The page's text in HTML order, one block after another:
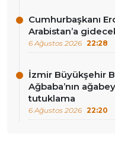
Cumhurbaşkanı
Arabistan’a
6 Ağustos 2026 22:28
İzmir Büyükşehir
Ağbaba’nın
tutuklama
6 Ağustos 2026 22:20